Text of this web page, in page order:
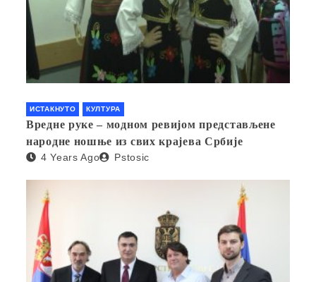
ИСТАКНУТО КУЛТУРА
Вредне руке – модном ревијом представљене
народне ношње из свих крајева Србије
4 Years Ago Pstosic